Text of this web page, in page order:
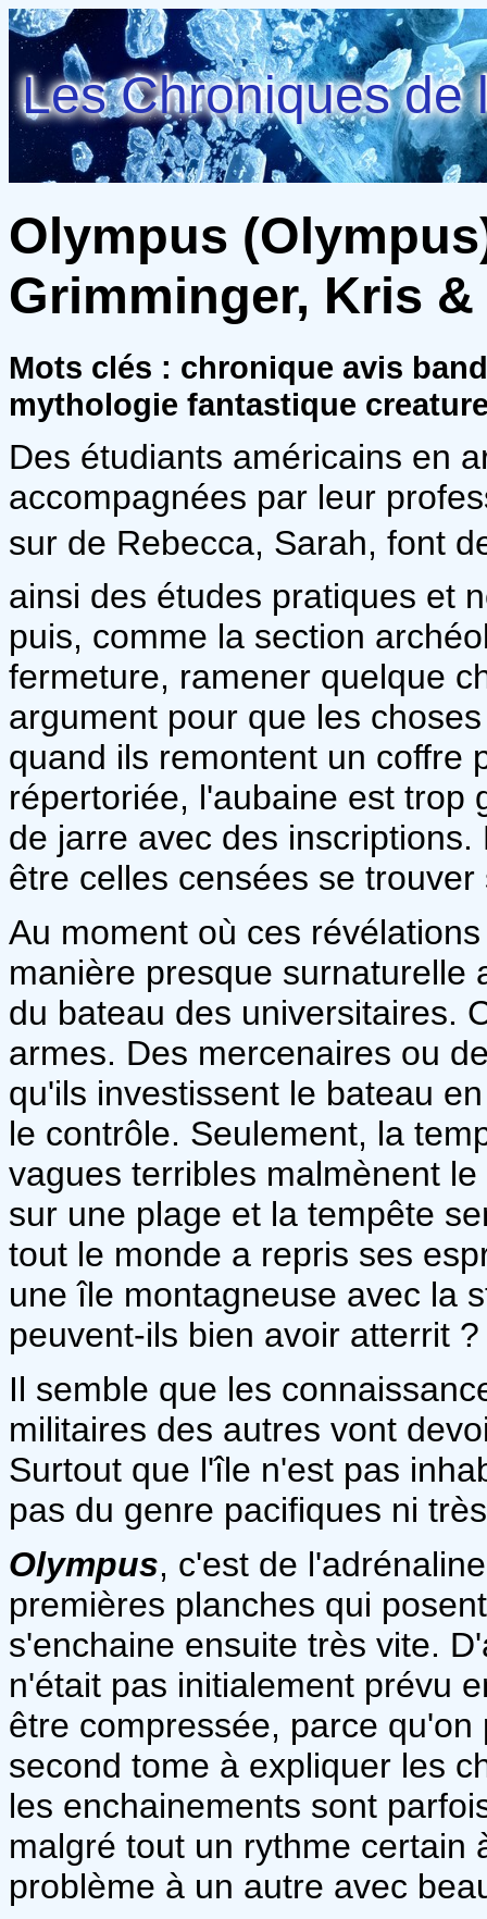
Les Chroniques de
Olympus
Grimminger, Kris
Mots clés : chronique avis
mythologie fantastique
Des étudiants américains en
accompagnées par leur
sur de Rebecca, Sarah, font
ainsi des études pratiques et
puis, comme la section
fermeture, ramener quelque
argument pour que les
quand ils remontent un coffre
répertoriée, l'aubaine est trop
de jarre avec des
être celles censées se
Au moment où ces
manière presque surnaturelle
du bateau des universitaires.
armes. Des mercenaires ou
qu'ils investissent le bateau
le contrôle. Seulement, la
vagues terribles malmènent
sur une plage et la tempête
tout le monde a repris ses
une île montagneuse avec la
peuvent-ils bien avoir atterrit ?
Il semble que les
militaires des autres vont
Surtout que l'île n'est pas
pas du genre pacifiques ni
Olympus, c'est de
premières planches qui
s'enchaine ensuite très vite.
n'était pas initialement prévu
être compressée, parce
second tome à expliquer les
les enchainements sont
malgré tout un rythme certain
problème à un autre avec